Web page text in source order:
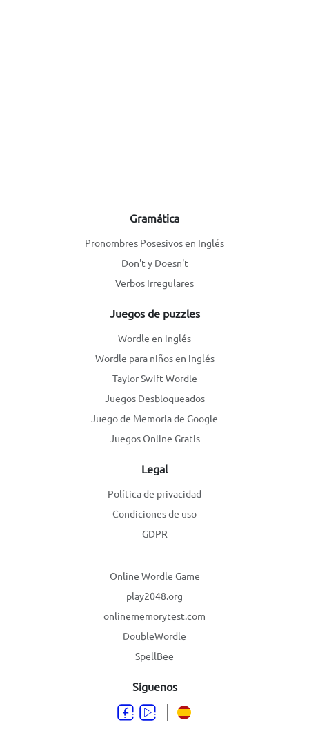
Gramática
Pronombres Posesivos en Inglés
Don't y Doesn't
Verbos Irregulares
Juegos de puzzles
Wordle en inglés
Wordle para niños en inglés
Taylor Swift Wordle
Juegos Desbloqueados
Juego de Memoria de Google
Juegos Online Gratis
Legal
Política de privacidad
Condiciones de uso
GDPR
Síguenos
Online Wordle Game
play2048.org
onlinememorytest.com
DoubleWordle
SpellBee